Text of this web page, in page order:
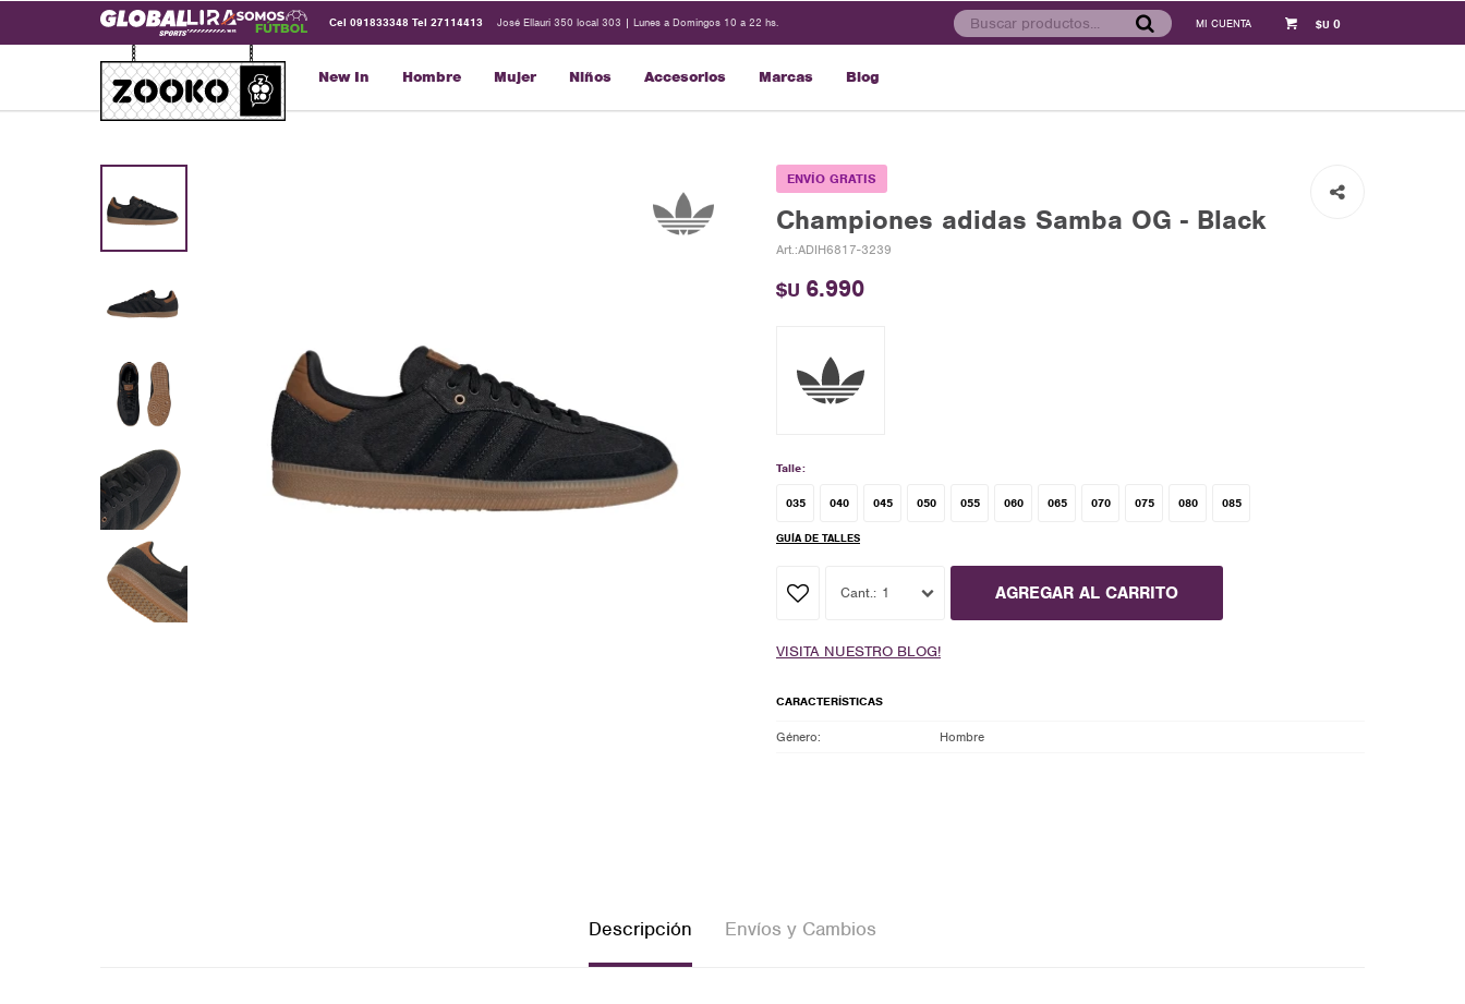
New In Hombre Mujer Niños Accesorios Marcas Blog
$U 0
Cel 091833348 Tel 27114413 José Ellauri 350 local 303 | Lunes a Domingos 10 a 22 hs.
ENVÍO GRATIS
Championes adidas Samba OG - Black
ADIH6817-3239
$U 6.990
Talle:
035 040 045 050 055 060 065 070 075 080 085
GUÍA DE TALLES
1 AGREGAR AL CARRITO
VISITA NUESTRO BLOG!
CARACTERÍSTICAS
Género Hombre
Descripción Envíos y Cambios